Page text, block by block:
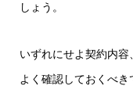
しょう。
いずれにせよ契約内
よく確認しておくべき